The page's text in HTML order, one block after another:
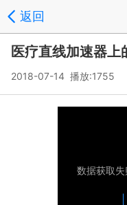
返回
医疗直线加速器上
2018-07-14 播放:1755